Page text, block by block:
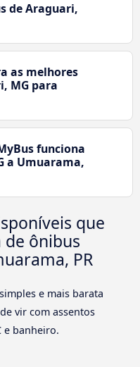
de Araguari,
as melhores
MG para
funciona
a Umuarama,
que
de ônibus
PR
e mais barata
vir com assentos
e banheiro.